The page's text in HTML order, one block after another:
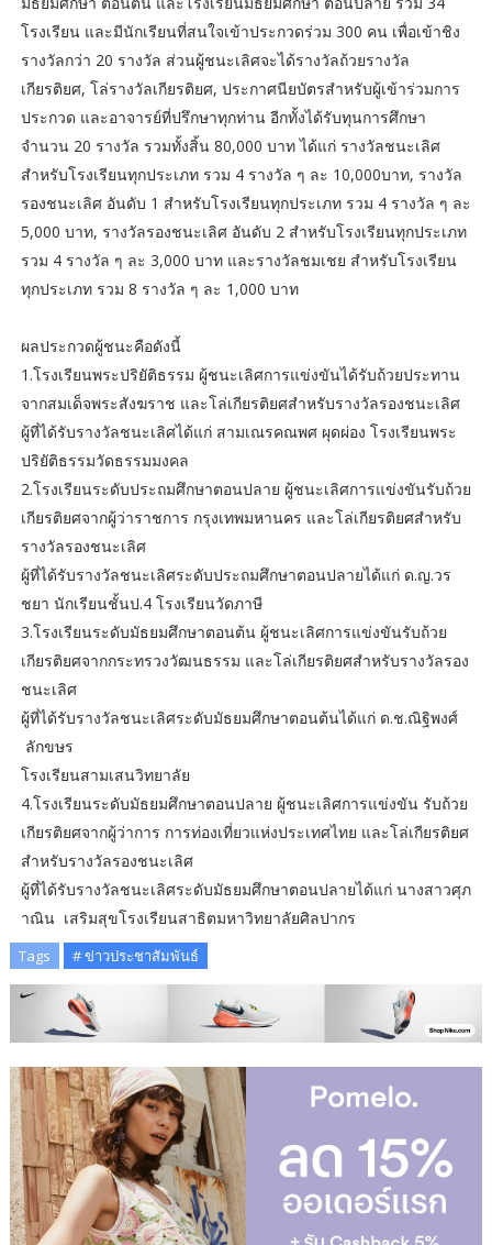
โรงเรียน และมีนักเรียนที่สนใจเข้าประกวดร่วม 300 คน เพื่อเข้าชิง
รางวัลกว่า 20 รางวัล ส่วนผู้ชนะเลิศจะได้รางวัลถ้วยรางวัล
เกียรติยศ, โล่รางวัลเกียรติยศ, ประกาศนียบัตรสำหรับผู้เข้าร่วมการ
ประกวด และอาจารย์ที่ปรึกษาทุกท่าน อีกทั้งได้รับทุนการศึกษา
จำนวน 20 รางวัล รวมทั้งสิ้น 80,000 บาท ได้แก่ รางวัลชนะเลิศ
สำหรับโรงเรียนทุกประเภท รวม 4 รางวัล ๆ ละ 10,000บาท, รางวัล
รองชนะเลิศ อันดับ 1 สำหรับโรงเรียนทุกประเภท รวม 4 รางวัล ๆ ละ
5,000 บาท, รางวัลรองชนะเลิศ อันดับ 2 สำหรับโรงเรียนทุกประเภท
รวม 4 รางวัล ๆ ละ 3,000 บาท และรางวัลชมเชย สำหรับโรงเรียน
ทุกประเภท รวม 8 รางวัล ๆ ละ 1,000 บาท
ผลประกวดผู้ชนะคือดังนี้
1.โรงเรียนพระปริยัติธรรม ผู้ชนะเลิศการแข่งขันได้รับถ้วยประทาน
จากสมเด็จพระสังฆราช และโล่เกียรติยศสำหรับรางวัลรองชนะเลิศ
ผู้ที่ได้รับรางวัลชนะเลิศได้แก่ สามเณรคณพศ ผุดผ่อง โรงเรียนพระ
ปริยัติธรรมวัดธรรมมงคล
2.โรงเรียนระดับประถมศึกษาตอนปลาย ผู้ชนะเลิศการแข่งขันรับถ้วย
เกียรติยศจากผู้ว่าราชการ กรุงเทพมหานคร และโล่เกียรติยศสำหรับ
รางวัลรองชนะเลิศ
ผู้ที่ได้รับรางวัลชนะเลิศระดับประถมศึกษาตอนปลายได้แก่ ด.ญ.วร
ชยา นักเรียนชั้นป.4 โรงเรียนวัดภาษี
3.โรงเรียนระดับมัธยมศึกษาตอนต้น ผู้ชนะเลิศการแข่งขันรับถ้วย
เกียรติยศจากกระทรวงวัฒนธรรม และโล่เกียรติยศสำหรับรางวัลรอง
ชนะเลิศ
ผู้ที่ได้รับรางวัลชนะเลิศระดับมัธยมศึกษาตอนต้นได้แก่ ด.ช.ณิฐิพงศ์
ลักขษร
โรงเรียนสามเสนวิทยาลัย
4.โรงเรียนระดับมัธยมศึกษาตอนปลาย ผู้ชนะเลิศการแข่งขัน รับถ้วย
เกียรติยศจากผู้ว่าการ การท่องเที่ยวแห่งประเทศไทย และโล่เกียรติยศ
สำหรับรางวัลรองชนะเลิศ
ผู้ที่ได้รับรางวัลชนะเลิศระดับมัธยมศึกษาตอนปลายได้แก่ นางสาวศุภ
าณิน เสริมสุขโรงเรียนสาธิตมหาวิทยาลัยศิลปากร
Tags # ข่าวประชาสัมพันธ์